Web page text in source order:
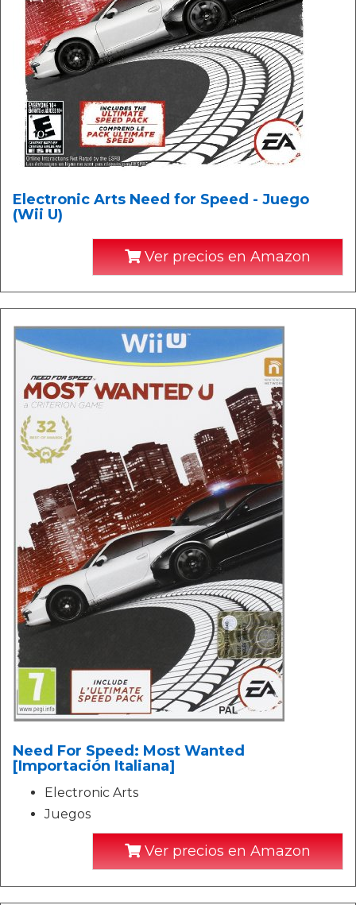
Electronic Arts Need for Speed - Juego
(Wii U)
Ver precios en Amazon
Need For Speed: Most Wanted
[Importación Italiana]
Electronic Arts
Juegos
Ver precios en Amazon